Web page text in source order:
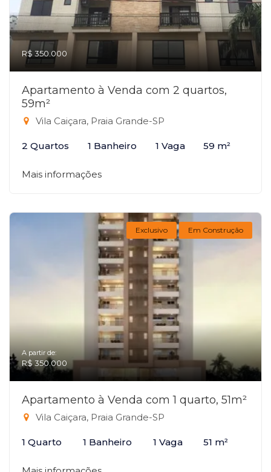
R$ 350.000
Apartamento à Venda com 2 quartos,
59m²
Vila Caiçara, Praia Grande-SP
2 Quartos 1 Banheiro 1 Vaga 59 m²
Mais informações
Exclusivo Em Construção
A partir de:
R$ 350.000
Apartamento à Venda com 1 quarto, 51m²
Vila Caiçara, Praia Grande-SP
1 Quarto 1 Banheiro 1 Vaga 51 m²